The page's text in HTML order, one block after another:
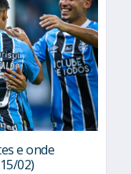
e onde
02)